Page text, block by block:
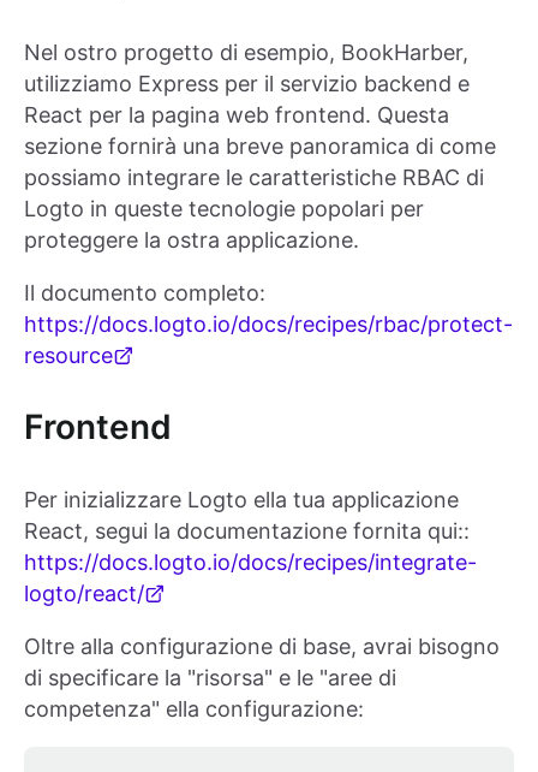
Nel ostro progetto di esempio, BookHarber,
utilizziamo Express per il servizio backend e
React per la pagina web frontend. Questa
sezione fornirà una breve panoramica di come
possiamo integrare le caratteristiche RBAC di
Logto in queste tecnologie popolari per
proteggere la ostra applicazione.
Il documento completo:
https://docs.logto.io/docs/recipes/rbac/protect-
resource
Frontend
Per inizializzare Logto ella tua applicazione
React, segui la documentazione fornita qui::
https://docs.logto.io/docs/recipes/integrate-
logto/react/
Oltre alla configurazione di base, avrai bisogno
di specificare la "risorsa" e le "aree di
competenza" ella configurazione: